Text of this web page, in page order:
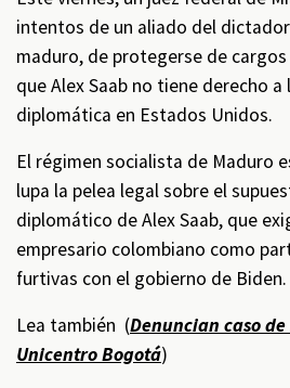
intentos de un aliado del
maduro, de protegerse de
que Alex Saab no tiene derecho a
diplomática en Estados Unidos.
El régimen socialista de Maduro
lupa la pelea legal sobre el
diplomático de Alex Saab, que
empresario colombiano como
furtivas con el gobierno de Biden.
Lea también (Denuncian caso
Unicentro Bogotá)